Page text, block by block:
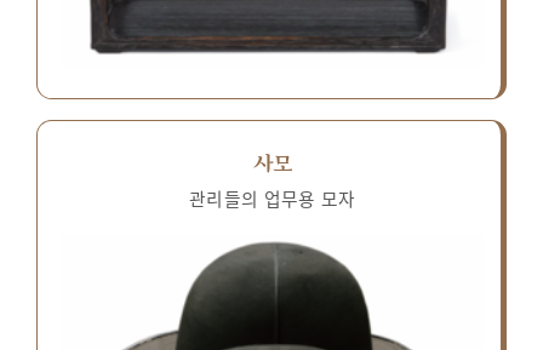
사모
관리들의 업무용 모자